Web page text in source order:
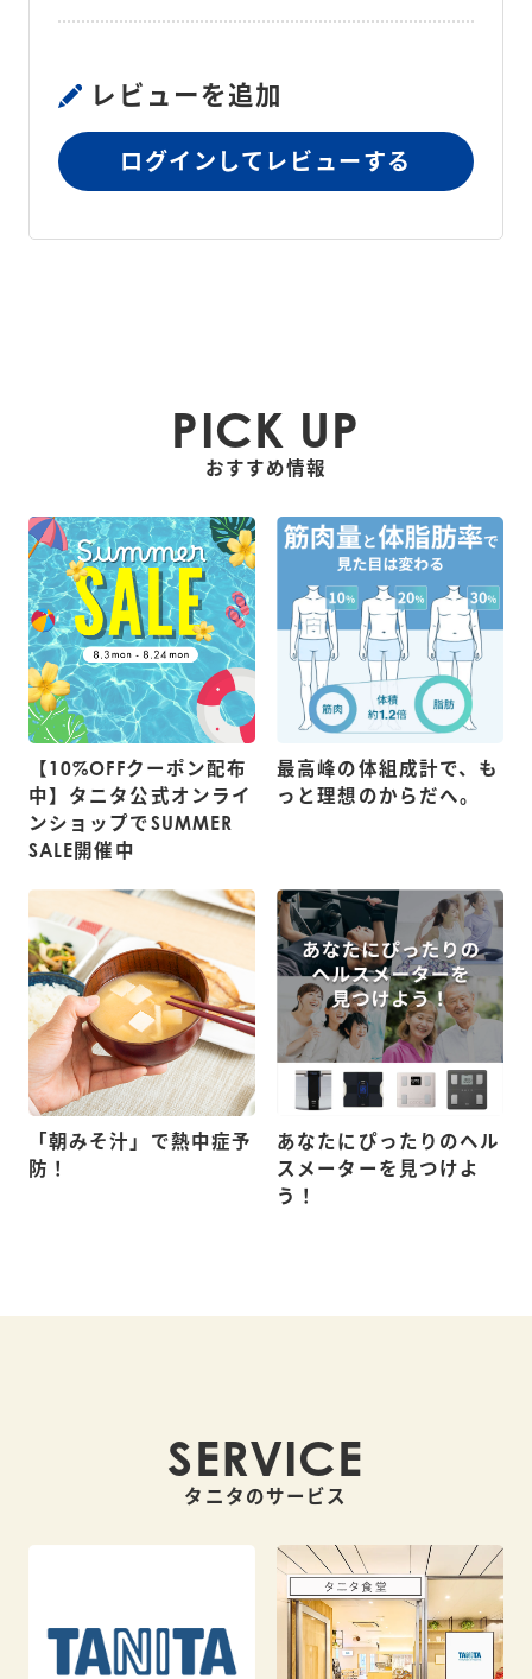
レビューを追加
ログインしてレビューする
PICK UP
おすすめ情報
【10%OFFクーポン配布
中】タニタ公式オンライ
ンショップでSUMMER
SALE開催中
最高峰の体組成計で、も
っと理想のからだへ。
「朝みそ汁」で熱中症予
防！
あなたにぴったりのヘル
スメーターを見つけよ
う！
SERVICE
タニタのサービス